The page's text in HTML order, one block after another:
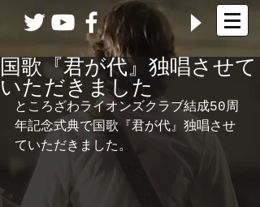
国歌『君が代』独唱させて
いただきました
ところざわライオンズクラブ結成50周
年記念式典で国歌『君が代』独唱させ
ていただきました。